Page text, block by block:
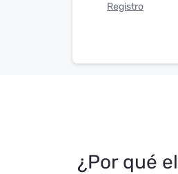
Registro
¿Por qué